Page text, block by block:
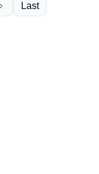
Last